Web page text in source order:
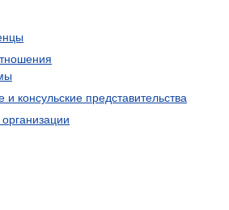
и консульские представительства